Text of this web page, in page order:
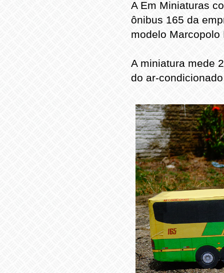
A Em Miniaturas
ônibus 165 da
modelo
A miniatura mede
do ar-